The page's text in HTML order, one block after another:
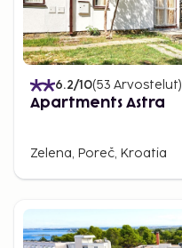
6.2/10(53 Arvostelut)
Apartments Astra
Zelena, Poreč, Kroatia